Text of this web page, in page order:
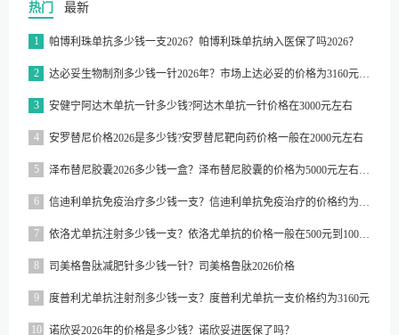
热门 最新
1 帕博利珠单抗多少钱一支2026？帕博利珠单抗纳入医保了吗2026？
2 达必妥生物制剂多少钱一针2026年？市场上达必妥的价格为3160元/支左右
3 安健宁阿达木单抗一针多少钱?阿达木单抗一针价格在3000元左右
4 安罗替尼价格2026是多少钱?安罗替尼靶向药价格一般在2000元左右
5 泽布替尼胶囊2026多少钱一盒？泽布替尼胶囊的价格为5000元左右一盒
6 信迪利单抗免疫治疗多少钱一支？信迪利单抗免疫治疗的价格约为2843元一支
7 依洛尤单抗注射多少钱一支？依洛尤单抗的价格一般在500元到1000元之间一支
8 司美格鲁肽减肥针多少钱一针？司美格鲁肽2026价格
9 度普利尤单抗注射剂多少钱一支？度普利尤单抗一支价格约为3160元
10 诺欣妥2026年的价格是多少钱？诺欣妥进医保了吗？